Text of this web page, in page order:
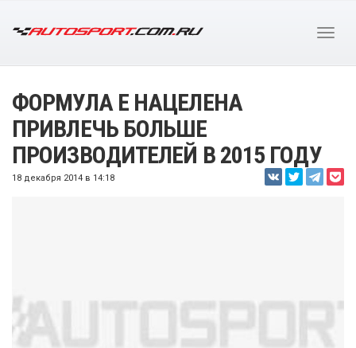
ФОРМУЛА Е НАЦЕЛЕНА
ПРИВЛЕЧЬ БОЛЬШЕ
ПРОИЗВОДИТЕЛЕЙ В 2015 ГОДУ
18 декабря 2014 в 14:18